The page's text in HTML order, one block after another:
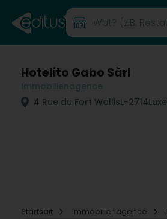
Hotelito Gabo Sàrl
4 Rue du Fort WallisL-2714
Startsäit
Immobilienagence